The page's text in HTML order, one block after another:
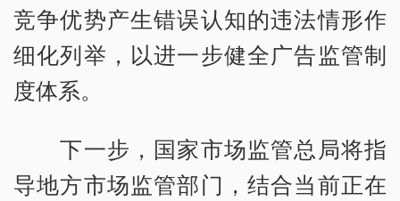
竞争优势产生错误认知的违法情形作
细化列举，以进一步健全广告监管制
度体系。
下一步，国家市场监管总局将指
导地方市场监管部门，结合当前正在